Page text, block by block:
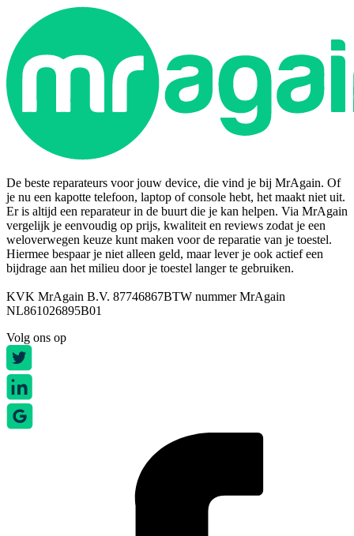
De beste reparateurs voor jouw device, die vind je bij MrAgain. Of
je nu een kapotte telefoon, laptop of console hebt, het maakt niet uit.
Er is altijd een reparateur in de buurt die je kan helpen. Via MrAgain
vergelijk je eenvoudig op prijs, kwaliteit en reviews zodat je een
weloverwegen keuze kunt maken voor de reparatie van je toestel.
Hiermee bespaar je niet alleen geld, maar lever je ook actief een
bijdrage aan het milieu door je toestel langer te gebruiken.
KVK MrAgain B.V. 87746867BTW nummer MrAgain
NL861026895B01
Volg ons op